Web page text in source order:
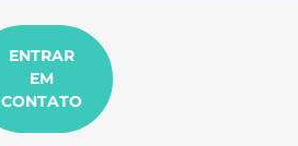
ENTRAR
EM
CONTATO